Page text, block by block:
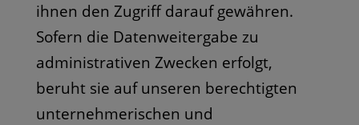
ihnen den Zugriff darauf gewähren.
Sofern die Datenweitergabe zu
administrativen Zwecken erfolgt,
beruht sie auf unseren berechtigten
unternehmerischen und